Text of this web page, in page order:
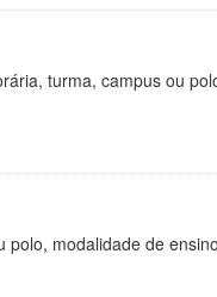
turma, campus ou
modalidade de